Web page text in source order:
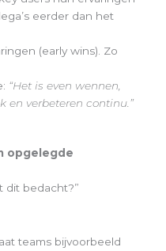
eerder dan het
(early wins). Zo
“Het is even wennen,
en verbeteren continu.”
opgelegde
dit bedacht?”
teams bijvoorbeeld